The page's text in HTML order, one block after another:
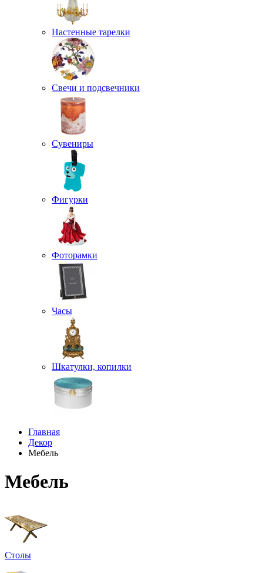
Настенные тарелки
Свечи и подсвечники
Сувениры
Фигурки
Фоторамки
Часы
Шкатулки, копилки
Главная
Декор
Мебель
Мебель
Столы